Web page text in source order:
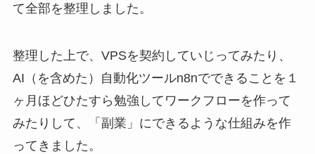
て全部を整理しました。
整理した上で、VPSを契約していじってみたり、
AI（を含めた）自動化ツールn8nでできることを１
ヶ月ほどひたすら勉強してワークフローを作って
みたりして、「副業」にできるような仕組みを作
ってきました。